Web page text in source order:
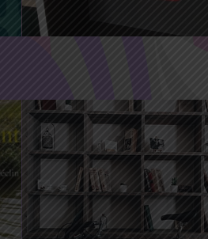
29 Mai 2021 4 Juin 2021
la curieuse étagère